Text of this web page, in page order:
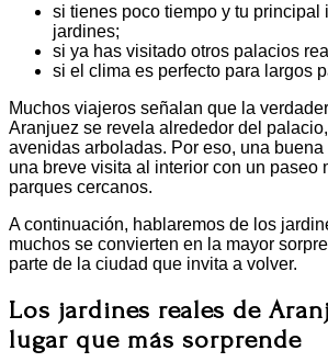
si tienes poco tiempo y tu principal
jardines;
si ya has visitado otros palacios
si el clima es perfecto para largos
Muchos viajeros señalan que la
Aranjuez se revela alrededor del
avenidas arboladas. Por eso, una
una breve visita al interior con un paseo
parques cercanos.
A continuación, hablaremos de los
muchos se convierten en la mayor
parte de la ciudad que invita a volver.
Los jardines reales de
lugar que más sorprende